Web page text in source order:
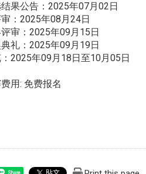
果公告：2025年07月02日
：2025年08月24日
审：2025年09月15日
礼：2025年09月19日
2025年09月18日至10月05日
用: 免费报名
Share